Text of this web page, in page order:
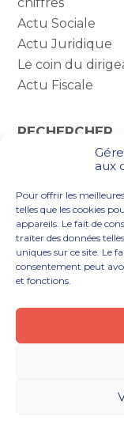
aux
Pour offrir les
telles que les cookies
appareils. Le fait de
traiter des données
uniques sur ce site. Le
consentement peut
et fonctions.
Actu Sociale
Actu Juridique
Le coin du
Actu Fiscale
RECHERCHER
Rechercher :
Principale
NOS
NOUS
CONCEPTION ET